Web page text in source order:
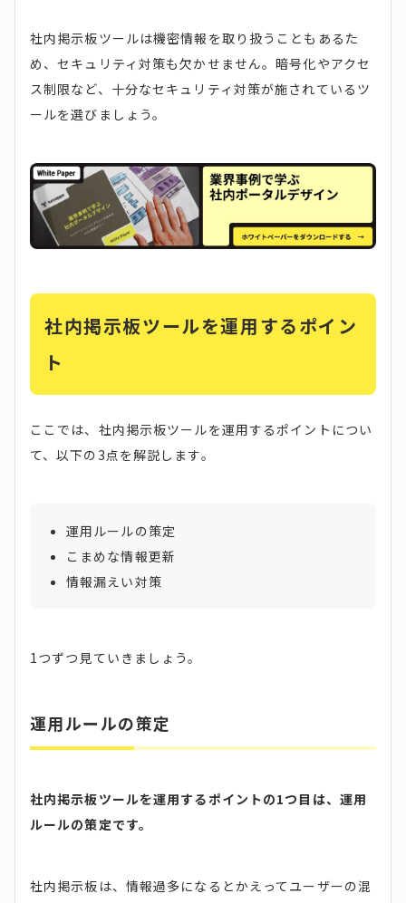
社内掲示板ツールは機密情報を取り扱うこともあるた
め、セキュリティ対策も欠かせません。暗号化やアクセ
ス制限など、十分なセキュリティ対策が施されているツ
ールを選びましょう。
社内掲示板ツールを運用するポイン
ト
ここでは、社内掲示板ツールを運用するポイントについ
て、以下の3点を解説します。
運用ルールの策定
こまめな情報更新
情報漏えい対策
1つずつ見ていきましょう。
運用ルールの策定
社内掲示板ツールを運用するポイントの1つ目は、運用
ルールの策定です。
社内掲示板は、情報過多になるとかえってユーザーの混